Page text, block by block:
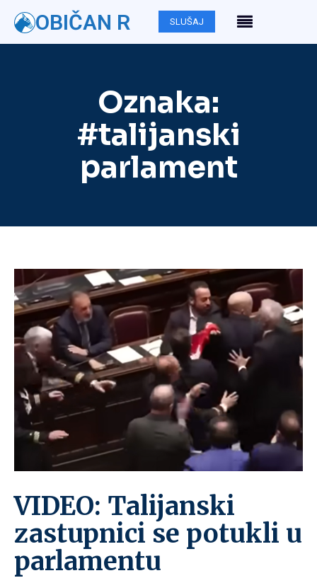
OBIČAN R SLUŠAJ
Oznaka:
#talijanski
parlament
VIDEO: Talijanski
zastupnici se potukli u
parlamentu